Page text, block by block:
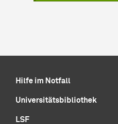
Hilfe im Notfall
Universitätsbibliothek
LSF